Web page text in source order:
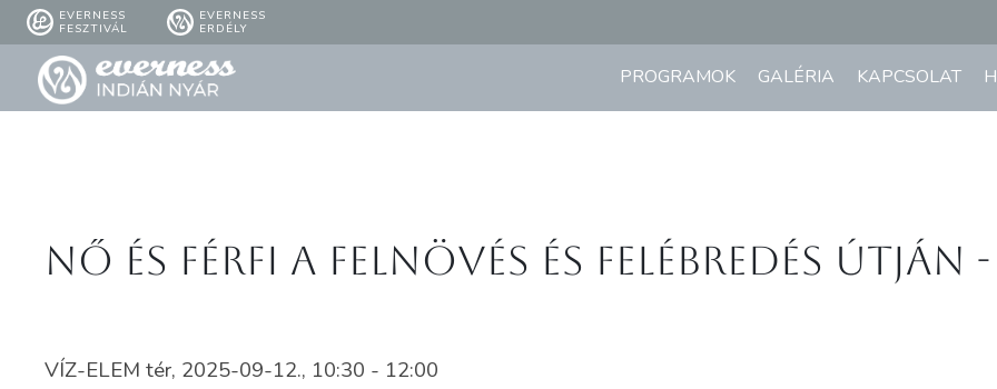
EVERNESS
FESZTIVÁL
EVERNESS
ERDÉLY
PROGRAMOK GALÉRIA KAPCSOLAT
Nő és Férfi a felnövés és felébredés útján -
VÍZ-ELEM tér, 2025-09-12., 10:30 - 12:00